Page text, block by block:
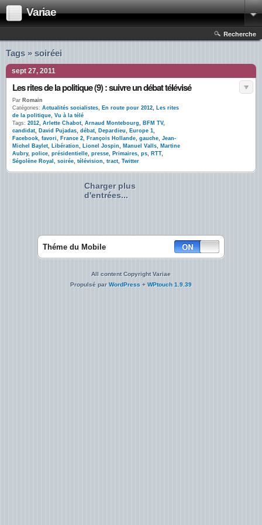
Variae
Recherche
Tags » soiréei
sept 27, 2011
Les rites de la politique (9) : suivre un débat télévisé
Par Romain
Catégories: Actualités socialistes, En route pour 2012, Les rites
de la politique, Vu à la télé
Tags: 2012, Arlette Chabot, Arnaud Montebourg, BFM TV,
candidat, David Pujadas, débat, Depardieu, Europe 1,
Facebook, favori, France 2, François Hollande, gauche, Jean-
Michel Baylet, Libération, Lionel Jospin, Manuel Valls, Martine
Aubry, police, présidentielle, presse, Primaires, ps, RTT,
Ségolène Royal , soirée, télévision, tract, Twitter
Charger plus
d'entrées...
Théme du Mobile
All content Copyright Variae
Propulsé parWordPress + WPtouch 1.9.39